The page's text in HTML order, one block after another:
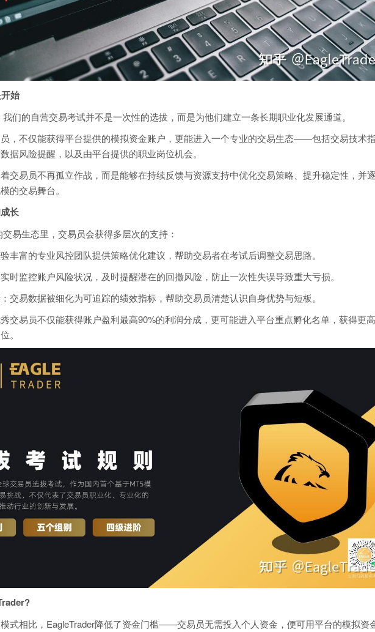
始
我们的自营交易考试并不是一次性的选拔，而是为他们建立一条长期职业化发展通道。
，不仅能获得平台提供的模拟资金账户，更能进入一个专业的交易生态——包括交易技术
据风险提醒，以及由平台提供的职业岗位机会。
交易员不再孤立作战，而是能够在持续反馈与资源支持中优化交易策略、提升稳定性，并
的交易舞台。
长
易生态里，交易员会获得多层次的支持：
丰富的专业风控团队提供策略优化建议，帮助交易者在考试后调整交易思路。
时监控账户风险状况，及时提醒潜在的回撤风险，防止一次性失误导致重大亏损。
交易数据被细化为可追踪的绩效指标，帮助交易员清楚认识自身优势与短板。
交易员不仅能获得账户盈利最高90%的利润分成，更可能进入平台重点孵化名单，获得更
。
式相比，EagleTrader降低了资金门槛——交易员无需投入个人资金，便可用平台的模拟资